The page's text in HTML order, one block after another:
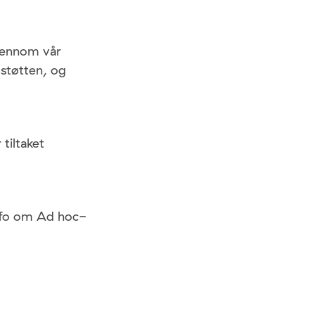
vår
og
tiltaket
om Ad hoc-